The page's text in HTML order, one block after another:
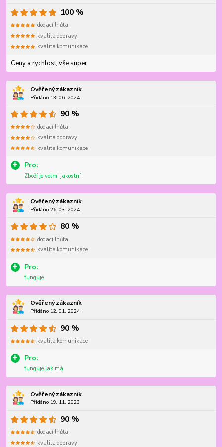
Ceny a rychlost, vše super
100 %
dodací lhůta
kvalita dopravy
kvalita komunikace
Ověřený zákazník
Přidáno 13. 06. 2024
Pro:
Zboží je velmi jakostní
90 %
dodací lhůta
kvalita dopravy
kvalita komunikace
Ověřený zákazník
Přidáno 26. 03. 2024
Pro:
funguje
80 %
dodací lhůta
kvalita komunikace
Ověřený zákazník
Přidáno 12. 01. 2024
Pro:
funguje jak má
90 %
kvalita komunikace
Ověřený zákazník
Přidáno 19. 11. 2023
90 %
dodací lhůta
kvalita dopravy